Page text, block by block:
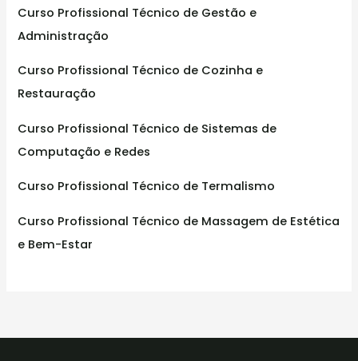
:Curso Profissional Técnico de Gestão e
Administração
Curso Profissional Técnico de Cozinha e
Restauração
Curso Profissional Técnico de Sistemas de
Computação e Redes
Curso Profissional Técnico de Termalismo
Curso Profissional Técnico de Massagem de Estética
e Bem-Estar